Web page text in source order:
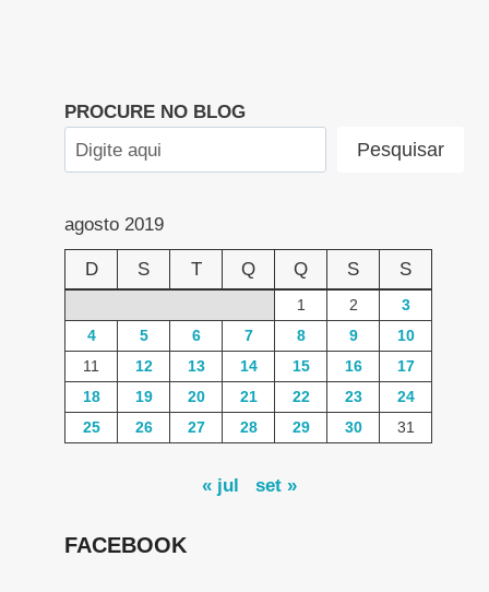
PROCURE NO BLOG
Pesquisar
agosto 2019
D S T Q Q S S
1 2
3
4
5 6 7 8 9
10
11
12 13 14 15 16
17
18
19 20 21 22 23
24
25
26 27 28 29 30 31
« jul set »
FACEBOOK